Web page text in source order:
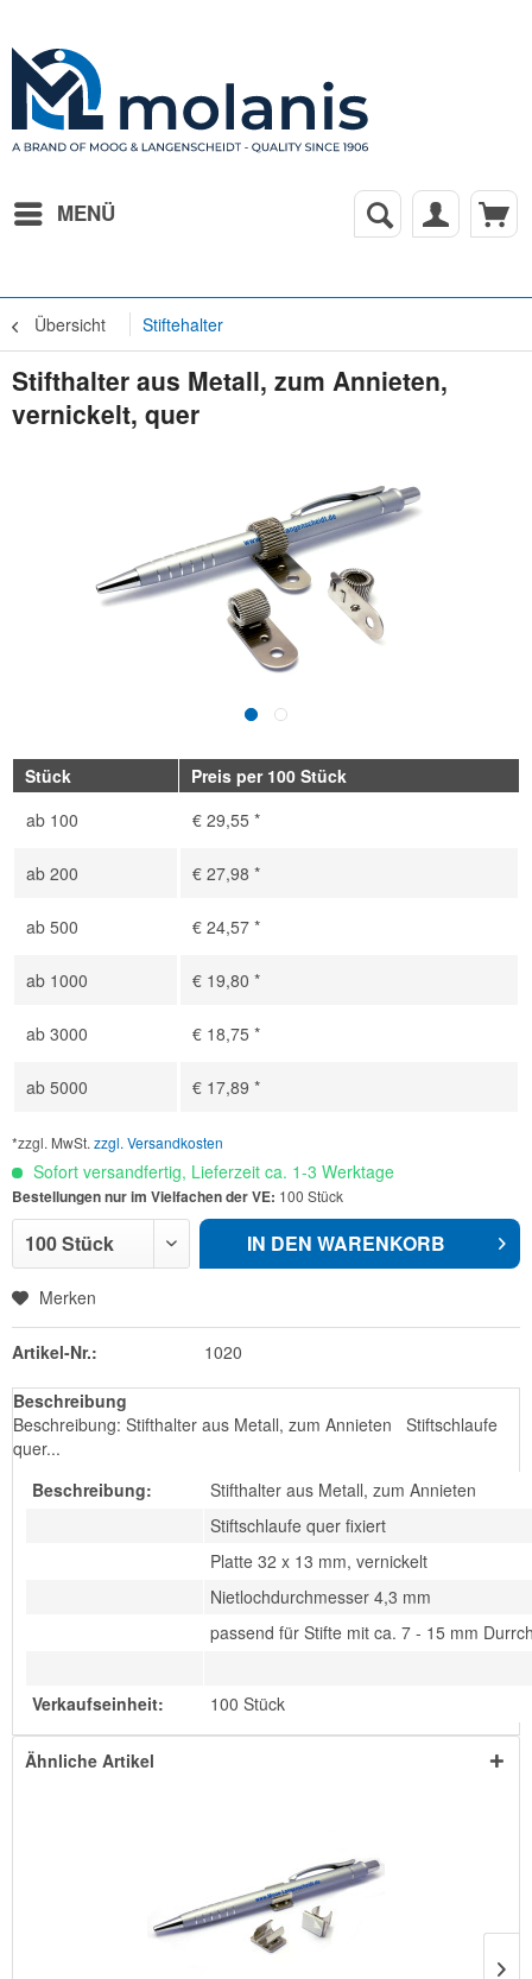
MENÜ
Übersicht Stiftehalter
Stifthalter aus Metall, zum Annieten,
vernickelt, quer
Stück
Preis per 100 Stück
ab 100 € 29,55 *
ab 200 € 27,98 *
ab 500 € 24,57 *
ab 1000 € 19,80 *
ab 3000 € 18,75 *
ab 5000 € 17,89 *
*zzgl. MwSt. zzgl. Versandkosten
Sofort versandfertig, Lieferzeit ca. 1-3 Werktage
Bestellungen nur im Vielfachen der VE: 100 Stück
IN DEN WARENKORB
Merken
Artikel-Nr.: 1020
Beschreibung
Beschreibung: Stifthalter aus Metall, zum Annieten Stiftschlaufe
quer...
Beschreibung:
Stifthalter aus Metall, zum Annieten
Stiftschlaufe quer fixiert
Platte 32 x 13 mm, vernickelt
Nietlochdurchmesser 4,3 mm
passend für Stifte mit ca. 7 - 15 mm
Verkaufseinheit: 100 Stück
Ähnliche Artikel